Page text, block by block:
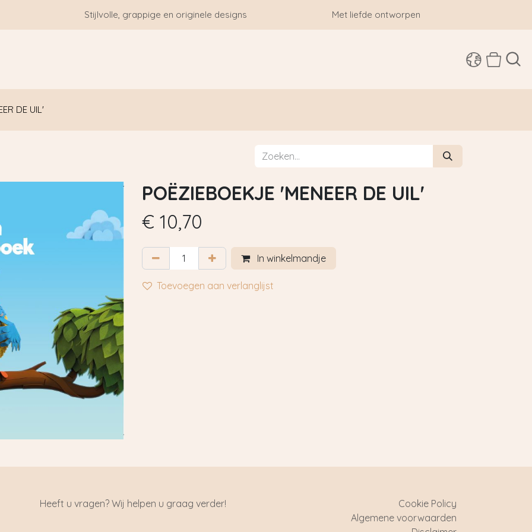
Stijlvolle, grappige en originele designs Met liefde ontworpen
DE UIL'
POËZIEBOEKJE 'MENEER DE UIL'
€ 10,70
In winkelmandje
Toevoegen aan verlanglijst
Heeft u vragen? Wij helpen u graag verder!
Cookie Policy
Algemene voorwaarden